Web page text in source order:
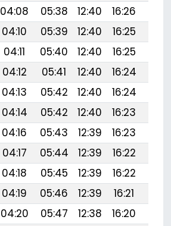
04:08 05:38 12:40 16:26
04:10 05:39 12:40 16:25
04:11 05:40 12:40 16:25
04:12 05:41 12:40 16:24
04:13 05:42 12:40 16:24
04:14 05:42 12:40 16:23
04:16 05:43 12:39 16:23
04:17 05:44 12:39 16:22
04:18 05:45 12:39 16:22
04:19 05:46 12:39 16:21
04:20 05:47 12:38 16:20